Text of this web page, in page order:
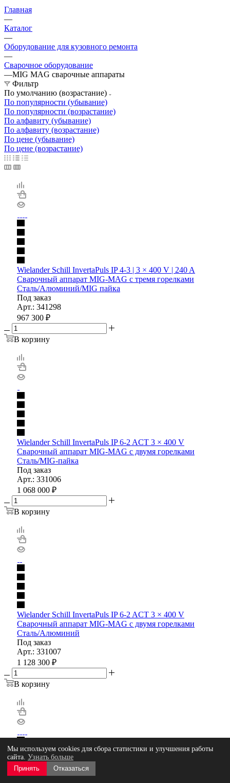
Главная
—
Каталог
—
Оборудование для кузовного ремонта
—
Сварочное оборудование
—MIG MAG сварочные аппараты
Фильтр
По умолчанию (возрастание)
По популярности (убывание)
По популярности (возрастание)
По алфавиту (убывание)
По алфавиту (возрастание)
По цене (убывание)
По цене (возрастание)
Wielander Schill InvertaPuls IP 4-3 | 3 × 400 V | 240 A
Сварочный аппарат MIG-MAG с тремя горелками
Сталь/Алюминий/MIG пайка
Под заказ
Арт.: 341298
967 300 ₽
В корзину
Wielander Schill InvertaPuls IP 6-2 ACT 3 × 400 V
Сварочный аппарат MIG-MAG с двумя горелками
Сталь/MIG-пайка
Под заказ
Арт.: 331006
1 068 000 ₽
В корзину
Wielander Schill InvertaPuls IP 6-2 ACT 3 × 400 V
Сварочный аппарат MIG-MAG с двумя горелками
Сталь/Алюминий
Под заказ
Арт.: 331007
1 128 300 ₽
В корзину
Мы используем cookies для сбора статистики и улучшения работы
сайта. Узнать больше
Принять
Отказаться